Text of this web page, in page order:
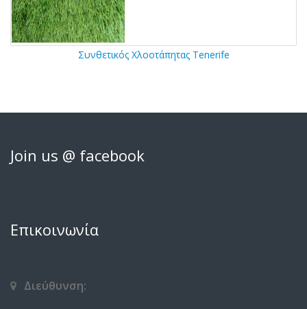
Συνθετικός Χλοοτάπητας Tenerife
Join us @ facebook
Επικοινωνία
Διεύθυνση: